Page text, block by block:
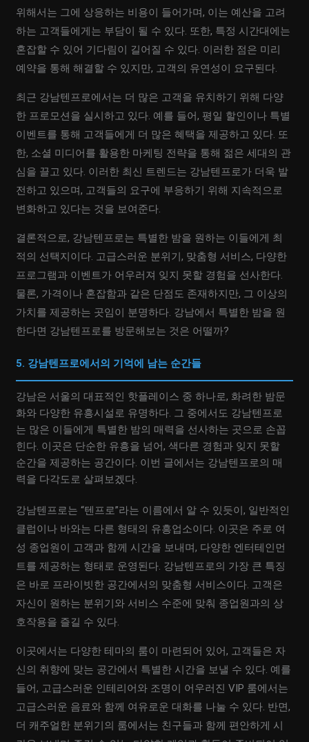
위해서는 그에 상응하는 비용이 들어가며, 이는 예산을 고려
하는 고객들에게는 부담이 될 수 있다. 또한, 특정 시간대에는
혼잡할 수 있어 기다림이 길어질 수 있다. 이러한 점은 미리
예약을 통해 해결할 수 있지만, 고객의 유연성이 요구된다.
최근 강남텐프로에서는 더 많은 고객을 유치하기 위해 다양
한 프로모션을 실시하고 있다. 예를 들어, 평일 할인이나 특별
이벤트를 통해 고객들에게 더 많은 혜택을 제공하고 있다. 또
한, 소셜 미디어를 활용한 마케팅 전략을 통해 젊은 세대의 관
심을 끌고 있다. 이러한 최신 트렌드는 강남텐프로가 더욱 발
전하고 있으며, 고객들의 요구에 부응하기 위해 지속적으로
변화하고 있다는 것을 보여준다.
결론적으로, 강남텐프로는 특별한 밤을 원하는 이들에게 최
적의 선택지이다. 고급스러운 분위기, 맞춤형 서비스, 다양한
프로그램과 이벤트가 어우러져 잊지 못할 경험을 선사한다.
물론, 가격이나 혼잡함과 같은 단점도 존재하지만, 그 이상의
가치를 제공하는 곳임이 분명하다. 강남에서 특별한 밤을 원
한다면 강남텐프로를 방문해보는 것은 어떨까?
5. 강남텐프로에서의 기억에 남는 순간들
강남은 서울의 대표적인 핫플레이스 중 하나로, 화려한 밤문
화와 다양한 유흥시설로 유명하다. 그 중에서도 강남텐프로
는 많은 이들에게 특별한 밤의 매력을 선사하는 곳으로 손꼽
힌다. 이곳은 단순한 유흥을 넘어, 색다른 경험과 잊지 못할
순간을 제공하는 공간이다. 이번 글에서는 강남텐프로의 매
력을 다각도로 살펴보겠다.
강남텐프로는 “텐프로”라는 이름에서 알 수 있듯이, 일반적인
클럽이나 바와는 다른 형태의 유흥업소이다. 이곳은 주로 여
성 종업원이 고객과 함께 시간을 보내며, 다양한 엔터테인먼
트를 제공하는 형태로 운영된다. 강남텐프로의 가장 큰 특징
은 바로 프라이빗한 공간에서의 맞춤형 서비스이다. 고객은
자신이 원하는 분위기와 서비스 수준에 맞춰 종업원과의 상
호작용을 즐길 수 있다.
이곳에서는 다양한 테마의 룸이 마련되어 있어, 고객들은 자
신의 취향에 맞는 공간에서 특별한 시간을 보낼 수 있다. 예를
들어, 고급스러운 인테리어와 조명이 어우러진 VIP 룸에서는
고급스러운 음료와 함께 여유로운 대화를 나눌 수 있다. 반면,
더 캐주얼한 분위기의 룸에서는 친구들과 함께 편안하게 시